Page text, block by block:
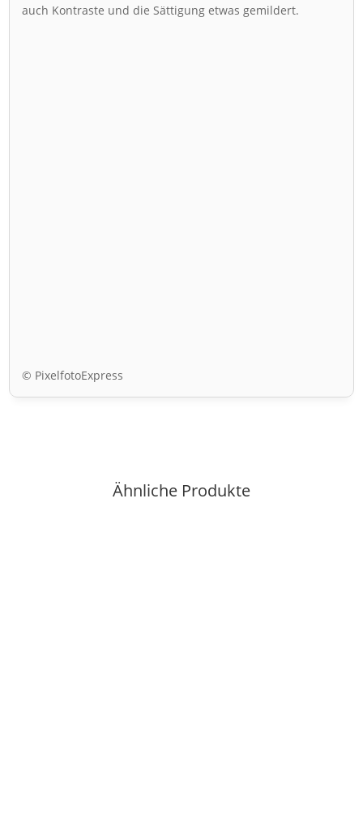
auch Kontraste und die Sättigung etwas gemildert.
© PixelfotoExpress
Ähnliche Produkte